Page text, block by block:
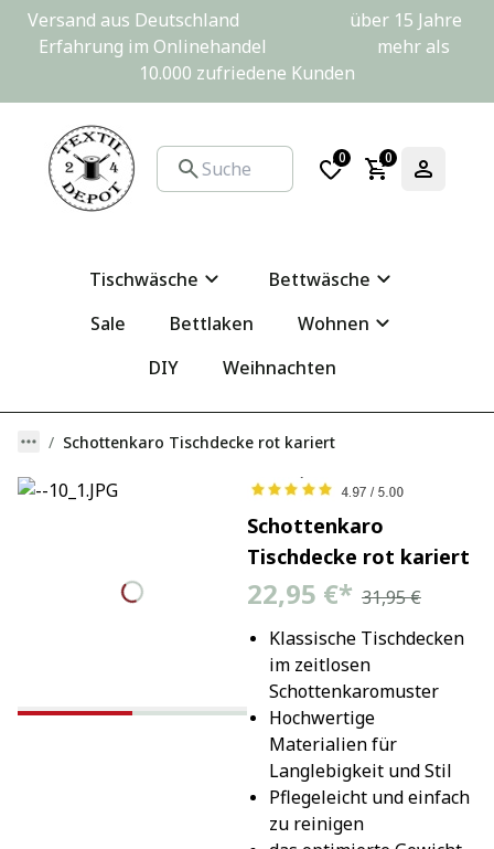
Versand aus Deutschland                         über 15 Jahre
Erfahrung im Onlinehandel                         mehr als
10.000 zufriedene Kunden
0 0
Tischwäsche
Bettwäsche
Sale
Bettlaken
Wohnen
DIY
Weihnachten
Schottenkaro Tischdecke rot kariert
Schottenkaro
Tischdecke rot kariert
22,95 €* 31,95 €
Klassische Tischdecken
im zeitlosen
Schottenkaromuster
Hochwertige
Materialien für
Langlebigkeit und Stil
Pflegeleicht und einfach
zu reinigen